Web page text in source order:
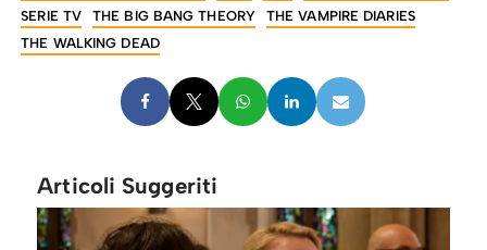
SERIE TV
THE BIG BANG THEORY
THE VAMPIRE DIARIES
THE WALKING DEAD
Articoli Suggeriti